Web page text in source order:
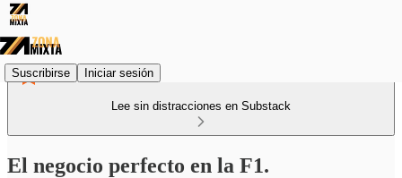
Suscribirse Iniciar sesión
Lee sin distracciones en Substack
El negocio perfecto en la F1.